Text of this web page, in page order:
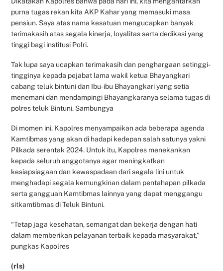
purna tugas rekan kita AKP Kahar yang memasuki masa
pensiun. Saya atas nama kesatuan mengucapkan banyak
terimakasih atas segala kinerja, loyalitas serta dedikasi yang
tinggi bagi institusi Polri.
Tak lupa saya ucapkan terimakasih dan penghargaan setinggi-
tingginya kepada pejabat lama wakil ketua Bhayangkari
cabang teluk bintuni dan Ibu-ibu Bhayangkari yang setia
menemani dan mendampingi Bhayangkaranya selama tugas di
polres teluk Bintuni. Sambungya
Di momen ini, Kapolres menyampaikan ada beberapa agenda
Kamtibmas yang akan di hadapi kedepan salah satunya yakni
Pilkada serentak 2024. Untuk itu, Kapolres menekankan
kepada seluruh anggotanya agar meningkatkan
kesiapsiagaan dan kewaspadaan dari segala lini untuk
menghadapi segala kemungkinan dalam pentahapan pilkada
serta gangguan Kamtibmas lainnya yang dapat menggangu
sitkamtibmas di Teluk Bintuni.
“Tetap jaga kesehatan, semangat dan bekerja dengan hati
dalam memberikan pelayanan terbaik kepada masyarakat,”
pungkas Kapolres
(rls)